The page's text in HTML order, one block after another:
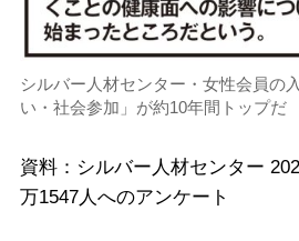
シルバー人材センター・女性会員の
い・社会参加」が約10年間トップだ
資料：シルバー人材センター
万1547人へのアンケート